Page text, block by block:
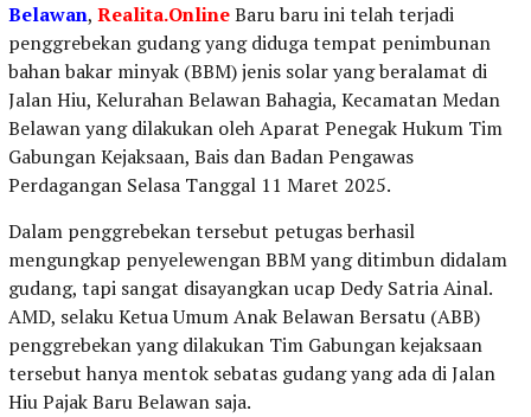
Belawan, Realita.OnlineBaru baru ini telah terjadi
penggrebekan gudang yang diduga tempat penimbunan
bahan bakar minyak (BBM) jenis solar yang beralamat di
Jalan Hiu, Kelurahan Belawan Bahagia, Kecamatan Medan
Belawan yang dilakukan oleh Aparat Penegak Hukum Tim
Gabungan Kejaksaan, Bais dan Badan Pengawas
Perdagangan Selasa Tanggal 11 Maret 2025.
Dalam penggrebekan tersebut petugas berhasil
mengungkap penyelewengan BBM yang ditimbun didalam
gudang, tapi sangat disayangkan ucap Dedy Satria Ainal.
AMD, selaku Ketua Umum Anak Belawan Bersatu (ABB)
penggrebekan yang dilakukan Tim Gabungan kejaksaan
tersebut hanya mentok sebatas gudang yang ada di Jalan
Hiu Pajak Baru Belawan saja.